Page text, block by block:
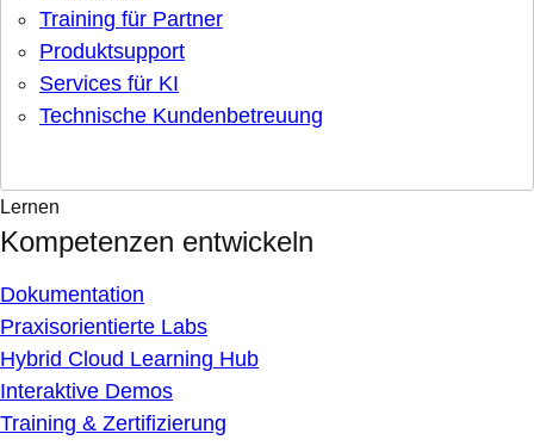
Training für Partner
Produktsupport
Services für KI
Technische Kundenbetreuung
Lernen
Kompetenzen entwickeln
Dokumentation
Praxisorientierte Labs
Hybrid Cloud Learning Hub
Interaktive Demos
Training & Zertifizierung